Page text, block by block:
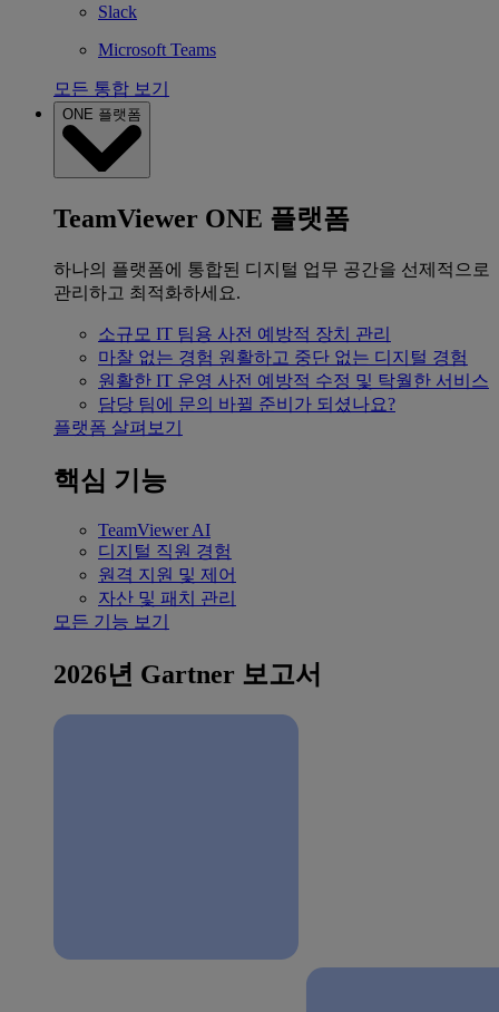
Slack
Microsoft Teams
모든 통합 보기
ONE 플랫폼
TeamViewer ONE 플랫폼
하나의 플랫폼에 통합된 디지털 업무 공간을 선제적으로
관리하고 최적화하세요.
소규모 IT 팀용 사전 예방적 장치 관리
마찰 없는 경험 원활하고 중단 없는 디지털 경험
원활한 IT 운영 사전 예방적 수정 및 탁월한 서비스
담당 팀에 문의 바뀔 준비가 되셨나요?
플랫폼 살펴보기
핵심 기능
TeamViewer AI
디지털 직원 경험
원격 지원 및 제어
자산 및 패치 관리
모든 기능 보기
2026년 Gartner 보고서